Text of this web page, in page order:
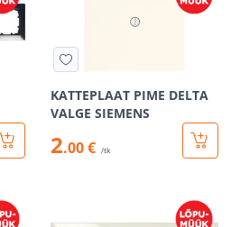
KATTEPLAAT PIME DELTA
VALGE SIEMENS
2.00 € /tk